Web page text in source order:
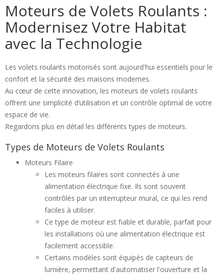
Moteurs de Volets Roulants :
Modernisez Votre Habitat
avec la Technologie
Les volets roulants motorisés sont aujourd'hui essentiels pour le
confort et la sécurité des maisons modernes.
Au cœur de cette innovation, les moteurs de volets roulants
offrent une simplicité d’utilisation et un contrôle optimal de votre
espace de vie.
Regardons plus en détail les différents types de moteurs.
Types de Moteurs de Volets Roulants
Moteurs Filaire
Les moteurs filaires sont connectés à une
alimentation électrique fixe. Ils sont souvent
contrôlés par un interrupteur mural, ce qui les rend
faciles à utiliser.
Ce type de moteur est fiable et durable, parfait pour
les installations où une alimentation électrique est
facilement accessible.
Certains modèles sont équipés de capteurs de
lumière, permettant d'automatiser l'ouverture et la